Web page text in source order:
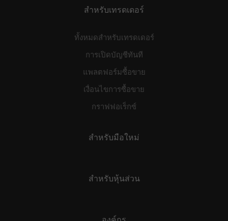
สำหรับเทรดเดอร์
ทั้งหมดสำหรับเทรดเดอร์
การเปิดบัญชีทันที
แพลตฟอร์มซื้อขาย
เงื่อนไขการซื้อขาย
กราฟฟอเร็กซ์
สำหรับมือใหม่
สำหรับหุ้นส่วน